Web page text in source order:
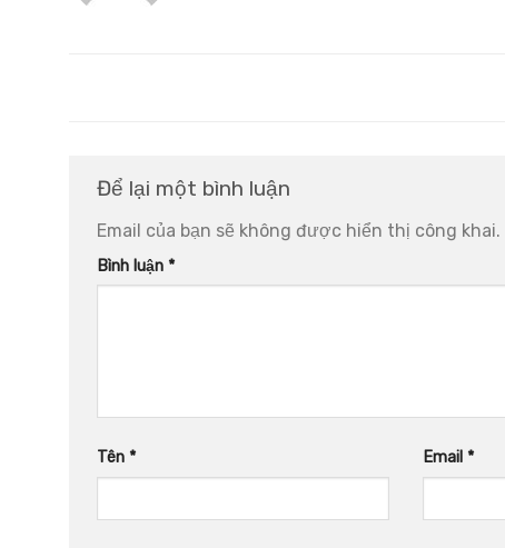
Để lại một bình luận
Email của bạn sẽ không được hiển thị công khai.
Bình luận *
Tên * Email *